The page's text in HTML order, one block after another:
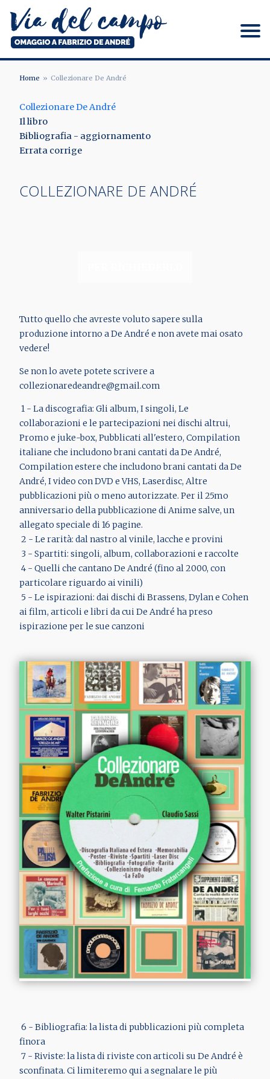
contenuto
principale
Via del campo
DI
PANE
Home Collezionare De André
Collezionare De André
Il libro
Bibliografia - aggiornamento
Errata corrige
COLLEZIONARE DE ANDRÉ
Tutto quello che avreste voluto sapere sulla
produzione intorno a De André e non avete mai osato
vedere!
Se non lo avete potete scrivere a
collezionaredeandre@gmail.com
1 - La discografia: Gli album, I singoli, Le
collaborazioni e le partecipazioni nei dischi altrui,
Promo e juke-box, Pubblicati all'estero, Compilation
italiane che includono brani cantati da De André,
Compilation estere che includono brani cantati da De
André, I video con DVD e VHS, Laserdisc, Altre
pubblicazioni più o meno autorizzate. Per il 25mo
anniversario della pubblicazione di Anime salve, un
allegato speciale di 16 pagine.
2 - Le rarità: dal nastro al vinile, lacche e provini
3 - Spartiti: singoli, album, collaborazioni e raccolte
4 - Quelli che cantano De André (fino al 2000, con
particolare riguardo ai vinili)
5 - Le ispirazioni: dai dischi di Brassens, Dylan e Cohen
ai film, articoli e libri da cui De André ha preso
ispirazione per le sue canzoni
6 - Bibliografia: la lista di pubblicazioni più completa
finora
7 - Riviste: la lista di riviste con articoli su De André è
sconfinata. Ci limiteremo qui a segnalare le più